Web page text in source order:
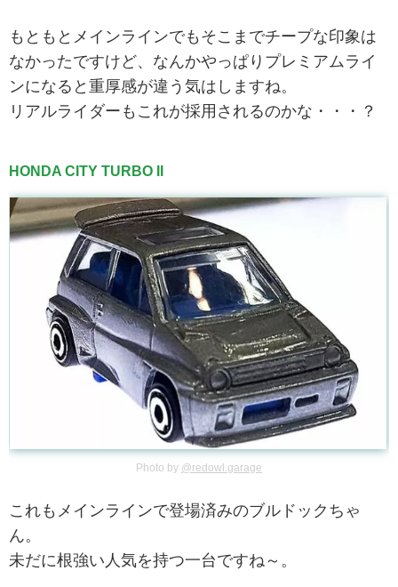
もともとメインラインでもそこまでチープな印象は
なかったですけど、なんかやっぱりプレミアムライ
ンになると重厚感が違う気はしますね。
リアルライダーもこれが採用されるのかな・・・？
HONDA CITY TURBO II
Photo by @redowl.garage
これもメインラインで登場済みのブルドックちゃ
ん。
未だに根強い人気を持つ一台ですね～。